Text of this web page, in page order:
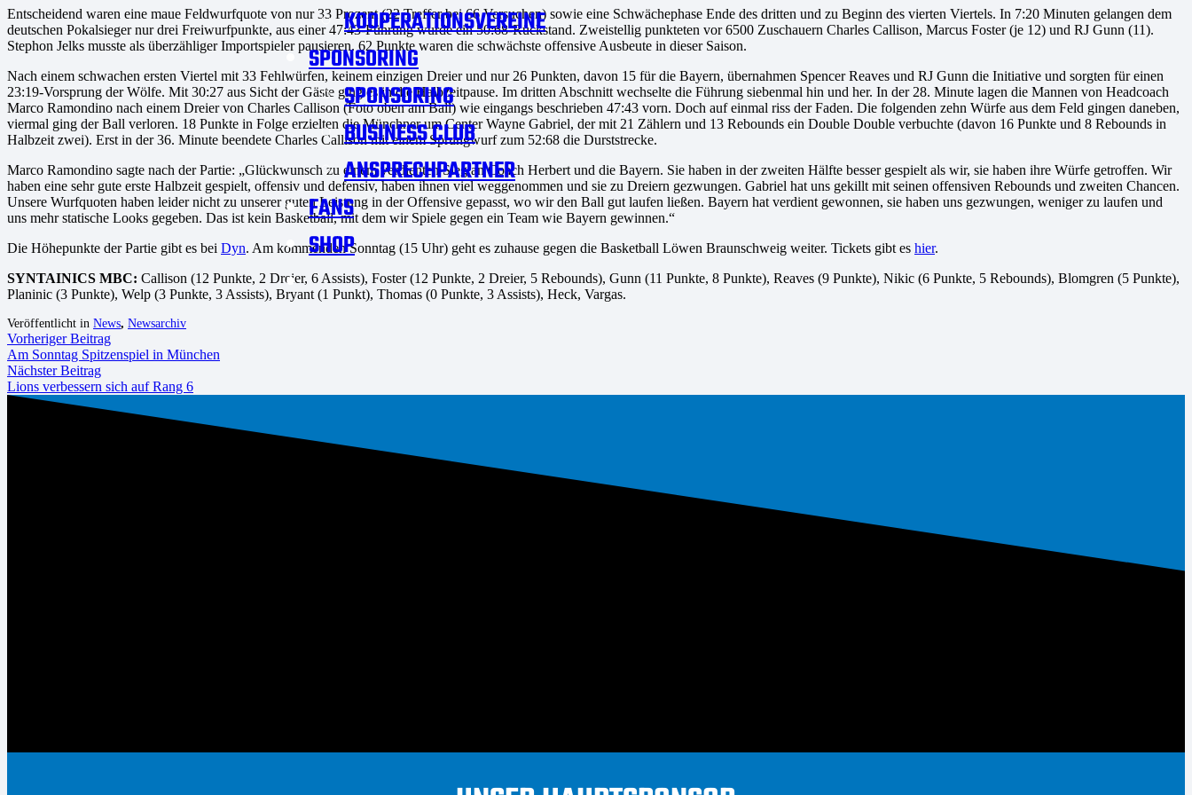
KOOPERATIONSVEREINE
SPONSORING
SPONSORING
BUSINESS CLUB
ANSPRECHPARTNER
FANS
SHOP
Entscheidend waren eine maue Feldwurfquote von nur 33 Prozent (22 Treffer bei 66 Versuchen) sowie eine Schwächephase Ende des dritten und zu Beginn des vierten Viertels. In 7:20 Minuten gelangen dem
deutschen Pokalsieger nur drei Freiwurfpunkte, aus einer 47:43-Führung wurde ein 50:68-Rückstand. Zweistellig punkteten vor 6500 Zuschauern Charles Callison, Marcus Foster (je 12) und RJ Gunn (11).
Stephon Jelks musste als überzähliger Importspieler pausieren. 62 Punkte waren die schwächste offensive Ausbeute in dieser Saison.
Nach einem schwachen ersten Viertel mit 33 Fehlwürfen, keinem einzigen Dreier und nur 26 Punkten, davon 15 für die Bayern, übernahmen Spencer Reaves und RJ Gunn die Initiative und sorgten für einen
23:19-Vorsprung der Wölfe. Mit 30:27 aus Sicht der Gäste ging es in die Halbzeitpause. Im dritten Abschnitt wechselte die Führung siebenmal hin und her. In der 28. Minute lagen die Mannen von Headcoach
Marco Ramondino nach einem Dreier von Charles Callison (Foto oben am Ball) wie eingangs beschrieben 47:43 vorn. Doch auf einmal riss der Faden. Die folgenden zehn Würfe aus dem Feld gingen daneben,
viermal ging der Ball verloren. 18 Punkte in Folge erzielten die Münchner um Center Wayne Gabriel, der mit 21 Zählern und 13 Rebounds ein Double Double verbuchte (davon 16 Punkte und 8 Rebounds in
Halbzeit zwei). Erst in der 36. Minute beendete Charles Callison mit einem Sprungwurf zum 52:68 die Durststrecke.
Marco Ramondino sagte nach der Partie: „Glückwunsch zu einem verdienten Sieg an Coach Herbert und die Bayern. Sie haben in der zweiten Hälfte besser gespielt als wir, sie haben ihre Würfe getroffen. Wir
haben eine sehr gute erste Halbzeit gespielt, offensiv und defensiv, haben ihnen viel weggenommen und sie zu Dreiern gezwungen. Gabriel hat uns gekillt mit seinen offensiven Rebounds und zweiten Chancen.
Unsere Wurfquoten haben leider nicht zu unserer guten Leistung in der Offensive gepasst, wo wir den Ball gut laufen ließen. Bayern hat verdient gewonnen, sie haben uns gezwungen, weniger zu laufen und
uns mehr statische Looks gegeben. Das ist kein Basketball, mit dem wir Spiele gegen ein Team wie Bayern gewinnen.“
Die Höhepunkte der Partie gibt es bei Dyn. Am kommenden Sonntag (15 Uhr) geht es zuhause gegen die Basketball Löwen Braunschweig weiter. Tickets gibt es hier.
SYNTAINICS MBC: Callison (12 Punkte, 2 Dreier, 6 Assists), Foster (12 Punkte, 2 Dreier, 5 Rebounds), Gunn (11 Punkte, 8 Punkte), Reaves (9 Punkte), Nikic (6 Punkte, 5 Rebounds), Blomgren (5 Punkte),
Planinic (3 Punkte), Welp (3 Punkte, 3 Assists), Bryant (1 Punkt), Thomas (0 Punkte, 3 Assists), Heck, Vargas.
Veröffentlicht in News, Newsarchiv
Vorheriger Beitrag
Am Sonntag Spitzenspiel in München
Nächster Beitrag
Lions verbessern sich auf Rang 6